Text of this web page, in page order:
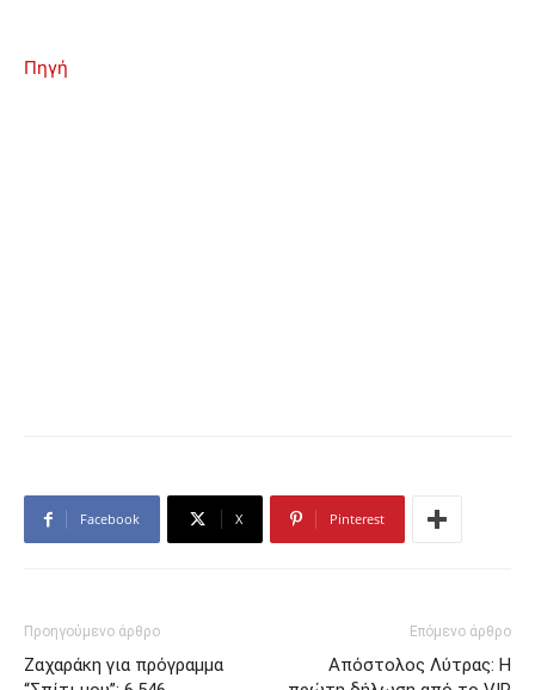
Πηγή
Facebook X Pinterest
Προηγούμενο άρθρο
Ζαχαράκη για πρόγραμμα
Επόμενο άρθρο
Απόστολος Λύτρας: Η